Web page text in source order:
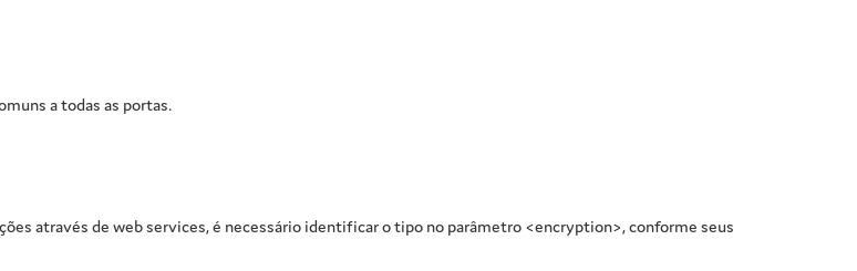
a todas as portas.
através de web services, é necessário identificar o tipo no parâmetro <encryption>, conforme seus